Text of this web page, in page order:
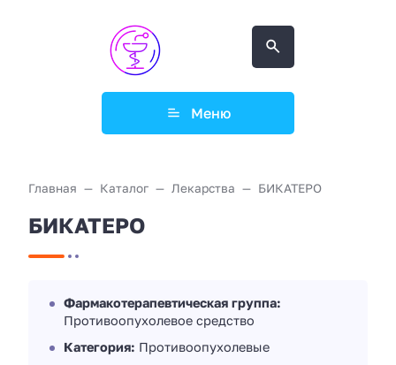
Меню
Главная Каталог Лекарства БИКАТЕРО
БИКАТЕРО
Фармакотерапевтическая группа:
Противоопухолевое средство
Категория: Противоопухолевые